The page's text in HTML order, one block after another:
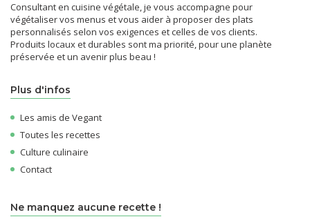
Consultant en cuisine végétale, je vous accompagne pour
végétaliser vos menus et vous aider à proposer des plats
personnalisés selon vos exigences et celles de vos clients.
Produits locaux et durables sont ma priorité, pour une planète
préservée et un avenir plus beau !
Plus d'infos
Les amis de Vegant
Toutes les recettes
Culture culinaire
Contact
Ne manquez aucune recette !